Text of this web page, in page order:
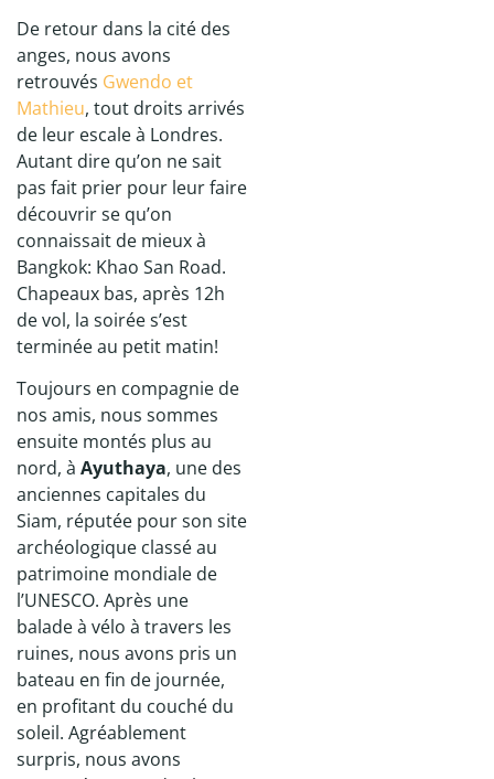
De retour dans la cité des
anges, nous avons
retrouvés Gwendo et
Mathieu, tout droits arrivés
de leur escale à Londres.
Autant dire qu’on ne sait
pas fait prier pour leur faire
découvrir se qu’on
connaissait de mieux à
Bangkok: Khao San Road.
Chapeaux bas, après 12h
de vol, la soirée s’est
terminée au petit matin!
Toujours en compagnie de
nos amis, nous sommes
ensuite montés plus au
nord, à Ayuthaya, une des
anciennes capitales du
Siam, réputée pour son site
archéologique classé au
patrimoine mondiale de
l’UNESCO. Après une
balade à vélo à travers les
ruines, nous avons pris un
bateau en fin de journée,
en profitant du couché du
soleil. Agréablement
surpris, nous avons